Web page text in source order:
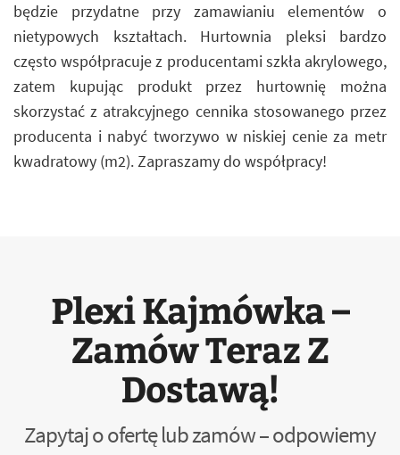
będzie przydatne przy zamawianiu elementów o
nietypowych kształtach. Hurtownia pleksi bardzo
często współpracuje z producentami szkła akrylowego,
zatem kupując produkt przez hurtownię można
skorzystać z atrakcyjnego cennika stosowanego przez
producenta i nabyć tworzywo w niskiej cenie za metr
kwadratowy (m2). Zapraszamy do współpracy!
Plexi Kajmówka –
Zamów Teraz Z
Dostawą!
Zapytaj o ofertę lub zamów – odpowiemy